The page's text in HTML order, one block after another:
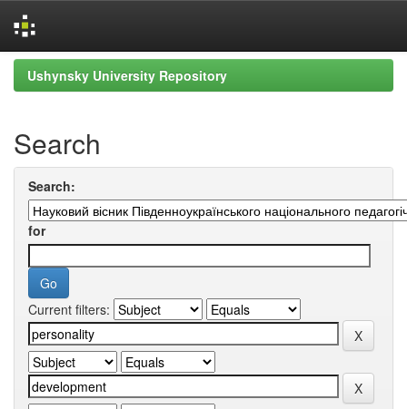
Skip
navigation
Ushynsky University Repository
Search
Search:
for
Current filters: